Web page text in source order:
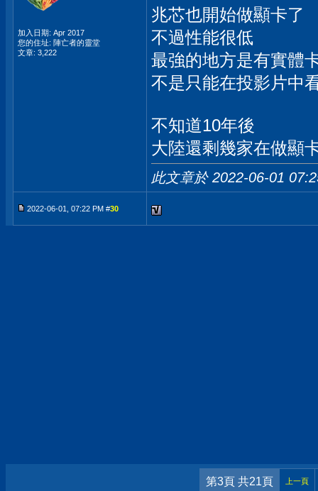
加入日期: Apr 2017
您的住址: 陣亡者的靈堂
文章: 3,222
兆芯也開始做顯卡了
不過性能很低
最強的地方是有實體
不是只能在投影片中
不知道10年後
大陸還剩幾家在做顯
此文章於 2022-06-01
2022-06-01, 07:22 PM #30
第3頁 共21頁 上一頁